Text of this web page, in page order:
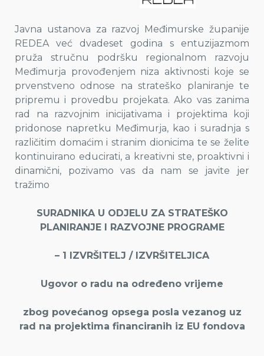
Javna ustanova za razvoj Međimurske županije
REDEA već dvadeset godina s entuzijazmom
pruža stručnu podršku regionalnom razvoju
Međimurja provođenjem niza aktivnosti koje se
prvenstveno odnose na strateško planiranje te
pripremu i provedbu projekata. Ako vas zanima
rad na razvojnim inicijativama i projektima koji
pridonose napretku Međimurja, kao i suradnja s
različitim domaćim i stranim dionicima te se želite
kontinuirano educirati, a kreativni ste, proaktivni i
dinamični, pozivamo vas da nam se javite jer
tražimo
SURADNIKA U ODJELU ZA STRATEŠKO
PLANIRANJE I RAZVOJNE PROGRAME
– 1 IZVRŠITELJ / IZVRŠITELJICA
Ugovor o radu na određeno vrijeme
zbog povećanog opsega posla vezanog uz
rad na projektima financiranih iz EU fondova